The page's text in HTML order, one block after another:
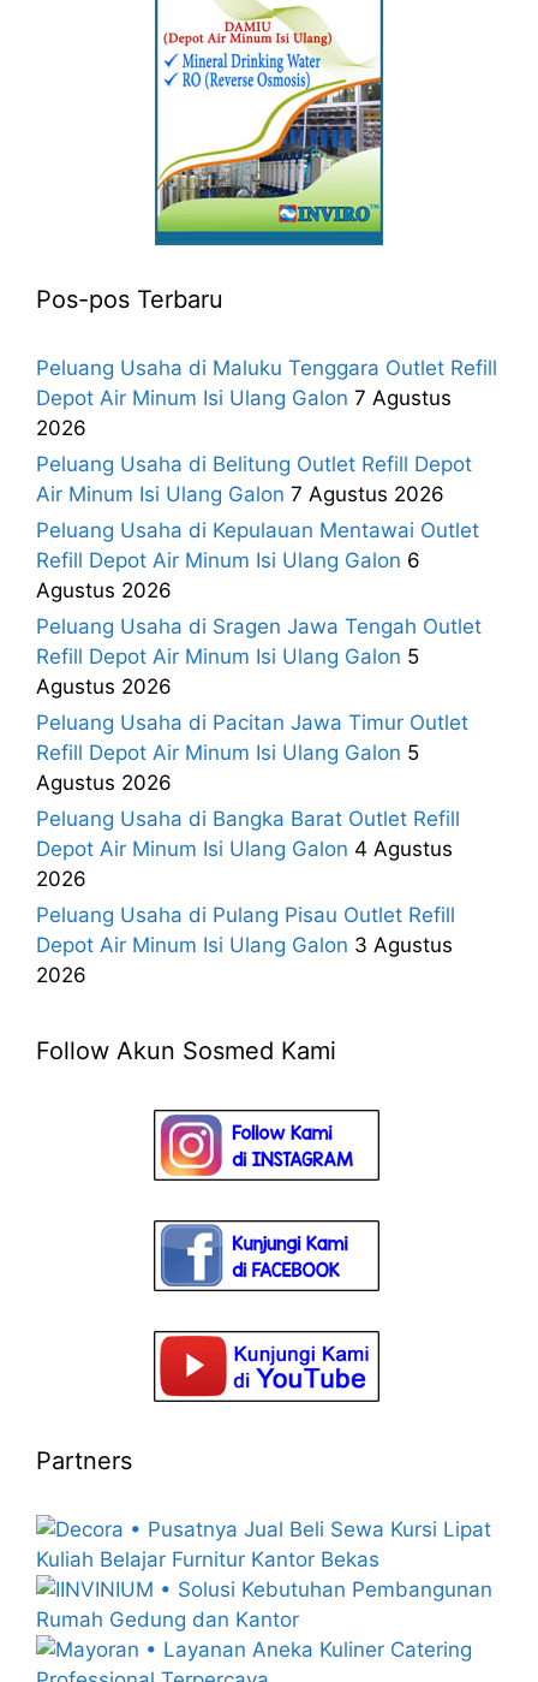
Pos-pos Terbaru
Peluang Usaha di Maluku Tenggara Outlet Refill
Depot Air Minum Isi Ulang Galon 7 Agustus
2026
Peluang Usaha di Belitung Outlet Refill Depot
Air Minum Isi Ulang Galon 7 Agustus 2026
Peluang Usaha di Kepulauan Mentawai Outlet
Refill Depot Air Minum Isi Ulang Galon 6
Agustus 2026
Peluang Usaha di Sragen Jawa Tengah Outlet
Refill Depot Air Minum Isi Ulang Galon 5
Agustus 2026
Peluang Usaha di Pacitan Jawa Timur Outlet
Refill Depot Air Minum Isi Ulang Galon 5
Agustus 2026
Peluang Usaha di Bangka Barat Outlet Refill
Depot Air Minum Isi Ulang Galon 4 Agustus
2026
Peluang Usaha di Pulang Pisau Outlet Refill
Depot Air Minum Isi Ulang Galon 3 Agustus
2026
Follow Akun Sosmed Kami
Partners